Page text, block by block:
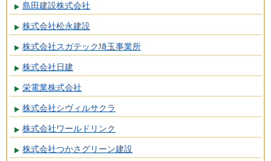
島田建設株式会社
株式会社松永建設
株式会社スガテック埼玉事業所
株式会社日建
栄電業株式会社
株式会社シヴィルサクラ
株式会社ワールドリンク
株式会社つかさグリーン建設